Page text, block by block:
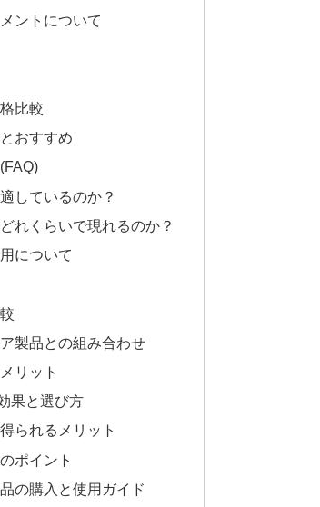
ントについて
比較
おすすめ
しているのか？
れくらいで現れるのか？
について
製品との組み合わせ
リット
果と選び方
られるメリット
ポイント
の購入と使用ガイド